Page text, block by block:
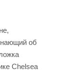
об
Chelsea